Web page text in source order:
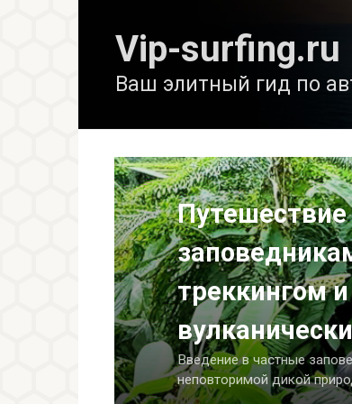
Vip-surfing.ru
Ваш элитный гид по
треккингом
Введение в частные
неповторимой дикой